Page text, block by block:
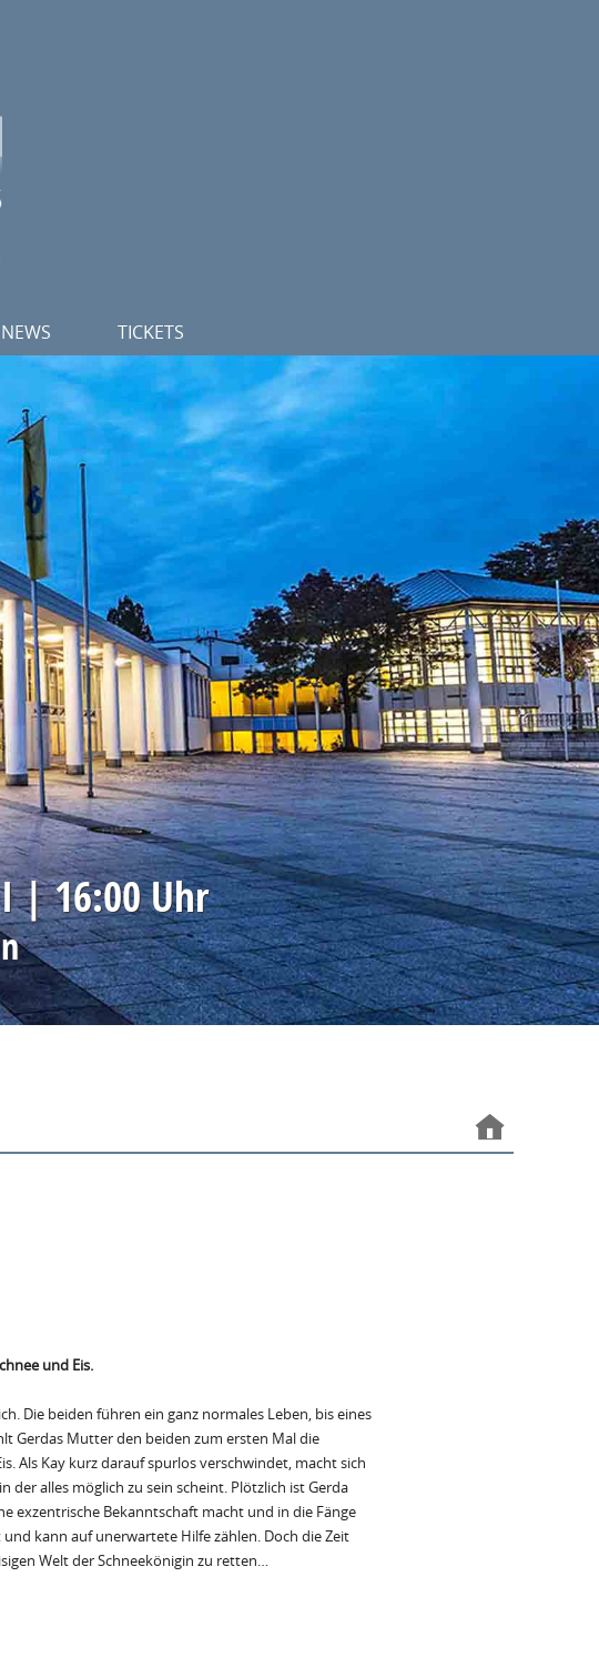
NEWS
NEWSLETTER
PROGRAMM 2. HALBJAHR
JAHRESPROGRAMM 2025/2026
NEWSLETTER
TICKETS
KARTENVERKAUF
ERMÄSSIGUNGEN
ABONNEMENTS
ABONNEMENTBEDINGUNGEN
| 16:00 Uhr
und Eis.
Die beiden führen ein ganz normales Leben, bis eines
Gerdas Mutter den beiden zum ersten Mal die
Als Kay kurz darauf spurlos verschwindet, macht sich
der alles möglich zu sein scheint. Plötzlich ist Gerda
exzentrische Bekanntschaft macht und in die Fänge
kann auf unerwartete Hilfe zählen. Doch die Zeit
Welt der Schneekönigin zu retten…